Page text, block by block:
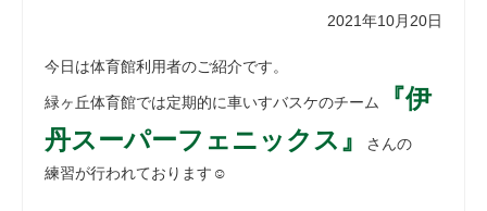
2021年10月20日
今日は体育館利用者のご紹介です。
緑ヶ丘体育館では定期的に車いすバスケのチーム
『伊
丹スーパーフェニックス』
さんの
練習が行われております☺